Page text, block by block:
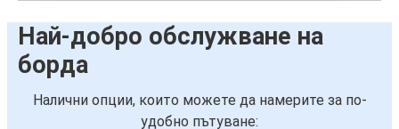
Най-добро обслужване на
борда
Налични опции, които можете да намерите за по-
удобно пътуване: